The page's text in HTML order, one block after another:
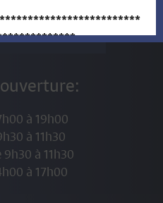
à 19h00
à 11h30
à 11h30
à 17h00
VENDU LEUR
DURANT
2026